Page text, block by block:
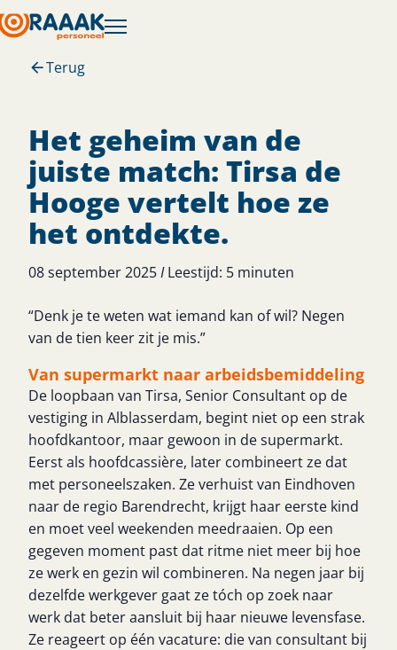
Terug
Het geheim van de
juiste match: Tirsa de
Hooge vertelt hoe ze
het ontdekte.
08 september 2025ILeestijd: 5 minuten
“Denk je te weten wat iemand kan of wil? Negen
van de tien keer zit je mis.”
Van supermarkt naar arbeidsbemiddeling
De loopbaan van Tirsa, Senior Consultant op de
vestiging in Alblasserdam, begint niet op een strak
hoofdkantoor, maar gewoon in de supermarkt.
Eerst als hoofdcassière, later combineert ze dat
met personeelszaken. Ze verhuist van Eindhoven
naar de regio Barendrecht, krijgt haar eerste kind
en moet veel weekenden meedraaien. Op een
gegeven moment past dat ritme niet meer bij hoe
ze werk en gezin wil combineren. Na negen jaar bij
dezelfde werkgever gaat ze tóch op zoek naar
werk dat beter aansluit bij haar nieuwe levensfase.
Ze reageert op één vacature: die van consultant bij